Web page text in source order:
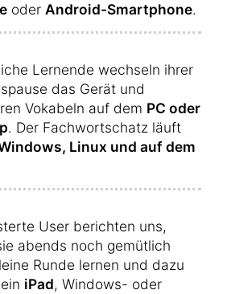
oder Android-Smartphone.
Lernende wechseln ihrer
das Gerät und
Vokabeln auf dem PC oder
. Der Fachwortschatz läuft
Linux und auf dem
User berichten uns,
abends noch gemütlich
Runde lernen und dazu
iPad, Windows- oder